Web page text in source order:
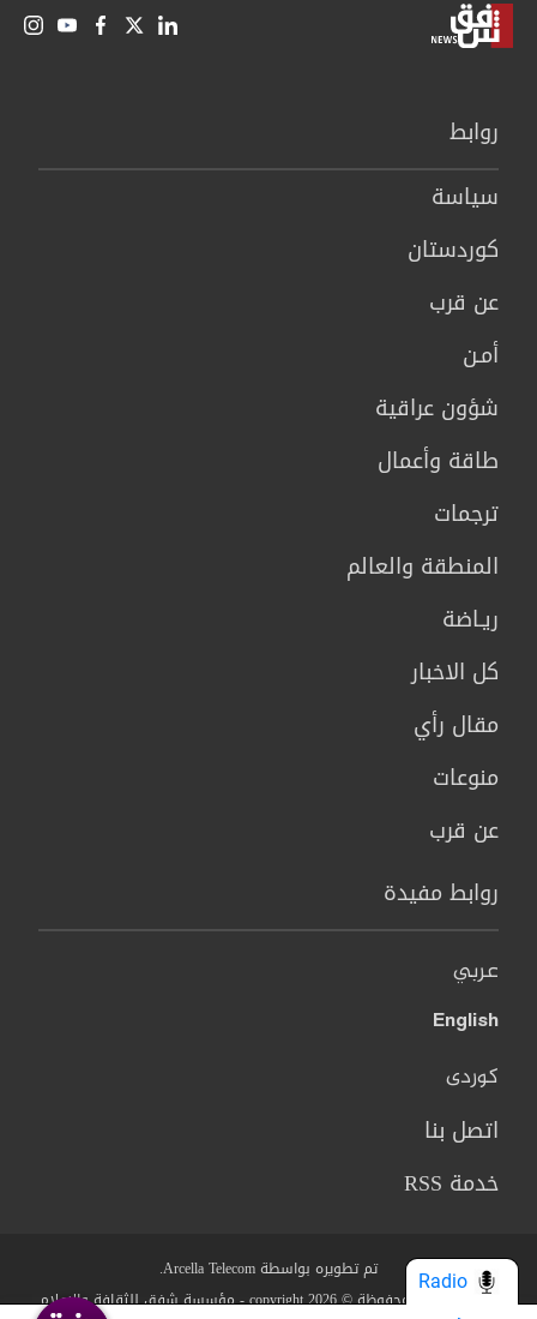
روابط
سیاسة
كوردستان
عن قرب
أمـن
شؤون عراقية
طاقة وأعمال
ترجمات
المنطقة والعالم
ريـاضة
كل الاخبار
مقال رأي
منوعات
عن قرب
روابط مفيدة
عربي
English
کوردی
اتصل بنا
خدمة RSS
تم تطويره بواسطة Arcella Telecom.
جميع الحقوق محفوظة © copyright 2026 - مؤسسة شفق للثقافة والاعلام
Radio